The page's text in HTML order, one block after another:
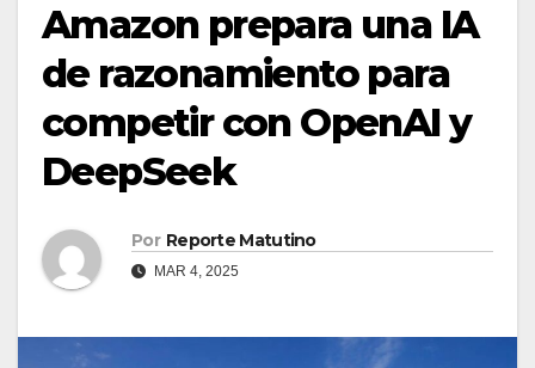
Amazon prepara una IA
de razonamiento para
competir con OpenAI y
DeepSeek
Por Reporte Matutino
MAR 4, 2025